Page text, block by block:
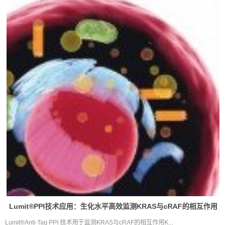
Lumit®PPI技术应用：生化水平高效监测KRAS与cRAF的相互作用
Lumit®Anti-Tag PPI 技术用于监测KRAS与cRAF的相互作用K...